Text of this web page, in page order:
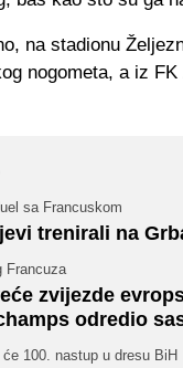
na stadionu
nogometa, a iz
sa Francuskom
trenirali na
Francuza
zvijezde
odredio
će 100. nastup u dresu BiH